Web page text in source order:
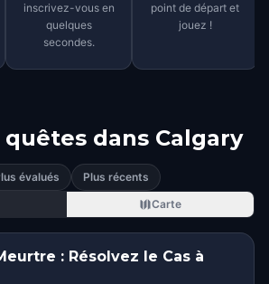
inscrivez-vous en
quelques
secondes.
point de départ et
jouez !
dans Calgary
évalués
Plus récents
Carte
: Résolvez le Cas à